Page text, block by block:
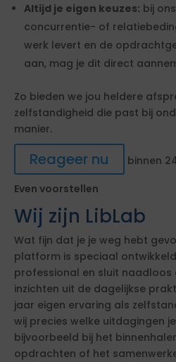
Altijd je eigen keuzes: bij
concurrentie- of
werk levert en de
aan, mag je dit direct
Zo bieden we jou heldere
zelfstandigheid die past bij
manier.
Reageer nu
binnen
Even voorstellen
Wij zijn LibLab
Wat fijn dat je je weg hebt
platform is speciaal
professional en sluit naadloos
inzichten uit de dagelijkse
jaar eigen ervaring als
wij precies welke uitdagingen
bijvoorbeeld bij het
opdrachten of het